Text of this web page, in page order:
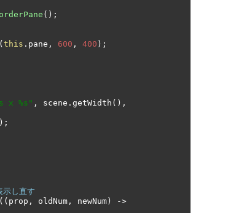
();
( this . pane , 600 , 400 );
x %s" , scene . getWidth (),
し直す
(( prop , oldNum , newNum )
->